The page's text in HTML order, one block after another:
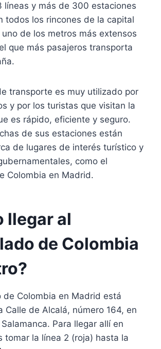
líneas y más de 300 estaciones
todos los rincones de la capital
uno de los metros más extensos
que más pasajeros transporta
transporte es muy utilizado por
y por los turistas que visitan la
es rápido, eficiente y seguro.
de sus estaciones están
de lugares de interés turístico y
como el
Colombia en Madrid.
llegar al
de Colombia
de Colombia en Madrid está
Calle de Alcalá, número 164, en
Para llegar allí en
tomar la línea 2 (roja) hasta la